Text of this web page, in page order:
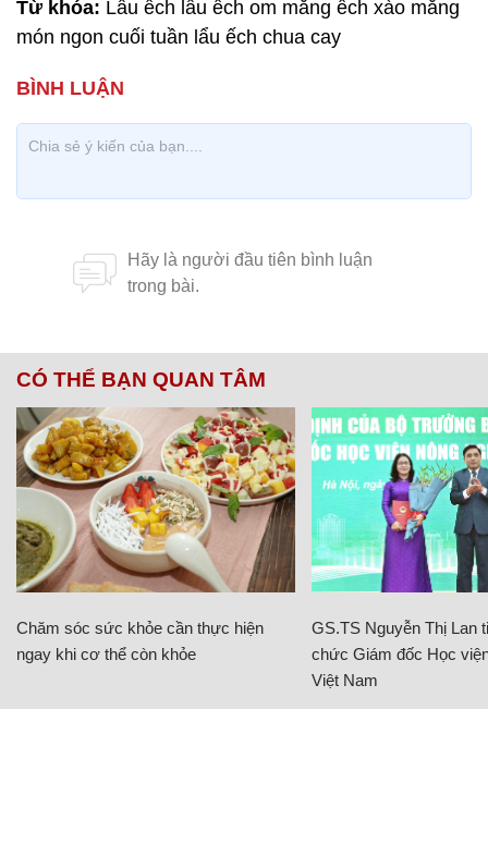
Từ khóa: Lẩu ếch lẩu ếch om măng ếch xào măng
món ngon cuối tuần lẩu ếch chua cay
CÓ THỂ BẠN QUAN TÂM
Chăm sóc sức khỏe cần thực hiện
ngay khi cơ thể còn khỏe
GS.TS Nguyễn Thị Lan
chức Giám đốc Học
Việt Nam